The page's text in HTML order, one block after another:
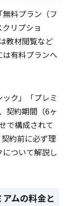
料プラン（フ
リプショ
教材閲覧など
有料プランへ
ク」「プレミ
契約期間（6ヶ
で構成されて
約前に必ず理
ついて解説し
ムの料金と